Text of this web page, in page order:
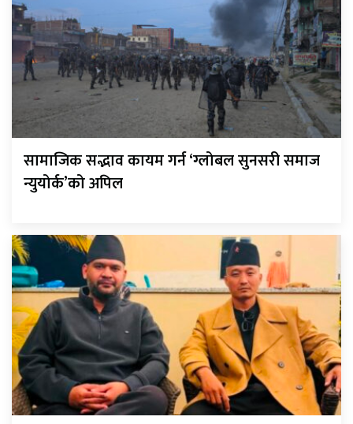
सामाजिक सद्भाव कायम गर्न ‘ग्लोबल सुनसरी समाज
न्युयोर्क’को अपिल